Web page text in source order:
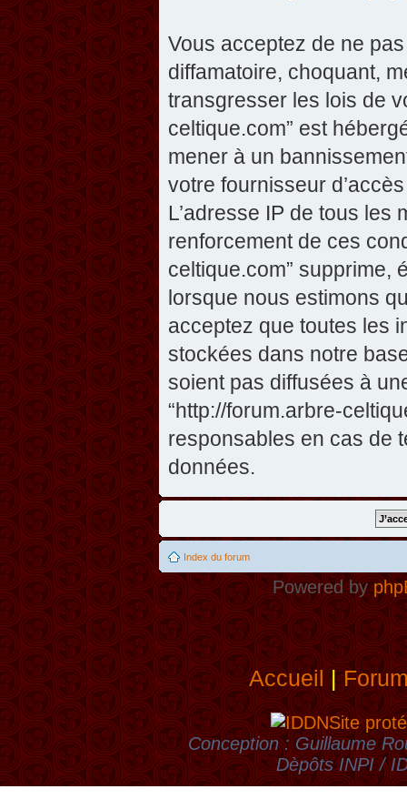
Vous acceptez de ne
diffamatoire, choquant,
transgresser les lois de
celtique.com” est
mener à un
votre fournisseur
L’adresse IP de tous
renforcement de ces
celtique.com” supprime,
lorsque nous estimons
acceptez que toutes les
stockées dans notre
soient pas diffusées à
“http://forum.arbre-
responsables en cas de
données.
Index du forum
Powered by
Accueil|
Site
Conception : Guillaume
Dèpôts INPI /